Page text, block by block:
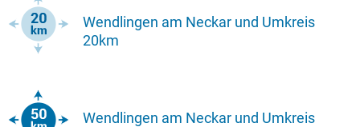
Wendlingen am Neckar und Umkreis
20km
Wendlingen am Neckar und Umkreis